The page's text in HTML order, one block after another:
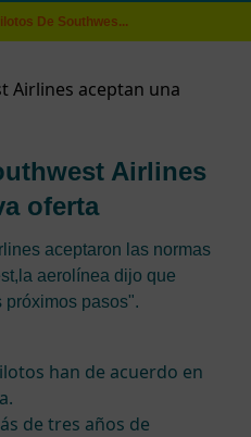
De Southwes...
Airlines
oferta
aceptaron las normas
aerolínea dijo que
pasos".
han de acuerdo en
de tres años de